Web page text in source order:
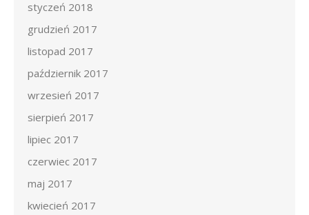
styczeń 2018
grudzień 2017
listopad 2017
październik 2017
wrzesień 2017
sierpień 2017
lipiec 2017
czerwiec 2017
maj 2017
kwiecień 2017